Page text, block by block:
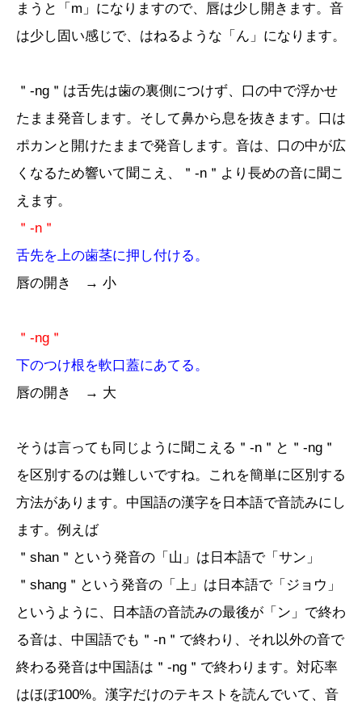
まうと「m」になりますので、唇は少し開きます。音
は少し固い感じで、はねるような「ん」になります。
＂-ng＂は舌先は歯の裏側につけず、口の中で浮かせ
たまま発音します。そして鼻から息を抜きます。口は
ポカンと開けたままで発音します。音は、口の中が広
くなるため響いて聞こえ、＂-n＂より長めの音に聞こ
えます。
＂-n＂
舌先を上の歯茎に押し付ける。
唇の開き → 小
＂-ng＂
下のつけ根を軟口蓋にあてる。
唇の開き → 大
そうは言っても同じように聞こえる＂-n＂と＂-ng＂
を区別するのは難しいですね。これを簡単に区別する
方法があります。中国語の漢字を日本語で音読みにし
ます。例えば
＂shan＂という発音の「山」は日本語で「サン」
＂shang＂という発音の「上」は日本語で「ジョウ」
というように、日本語の音読みの最後が「ン」で終わ
る音は、中国語でも＂-n＂で終わり、それ以外の音で
終わる発音は中国語は＂-ng＂で終わります。対応率
はほぼ100%。漢字だけのテキストを読んでいて、音